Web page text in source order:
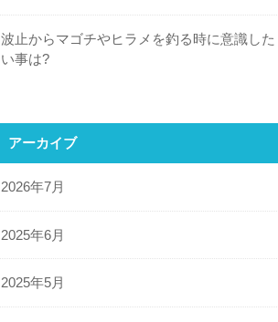
波止からマゴチやヒラメを釣る時に意識した
い事は?
アーカイブ
2026年7月
2025年6月
2025年5月